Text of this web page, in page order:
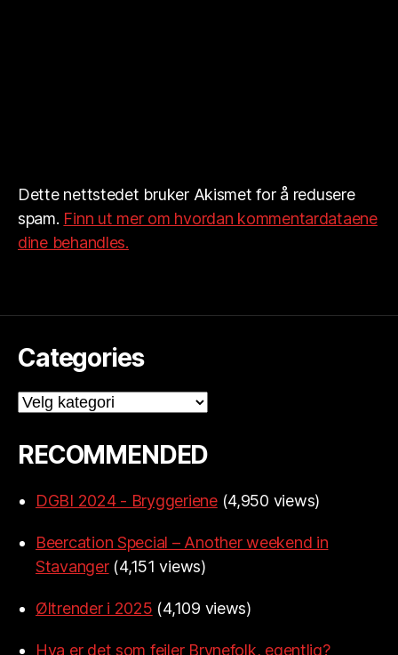
Dette nettstedet bruker Akismet for å redusere
spam. Finn ut mer om hvordan kommentardataene
dine behandles.
Categories
Categories
RECOMMENDED
DGBI 2024 - Bryggeriene (4,950 views)
Beercation Special – Another weekend in
Stavanger (4,151 views)
Øltrender i 2025 (4,109 views)
Hva er det som feiler Brynefolk, egentlig?